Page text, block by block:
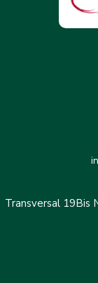
Transversal 19Bis